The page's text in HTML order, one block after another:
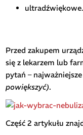
ultradźwiękowe.
Przed zakupem
się z lekarzem lub
pytań –
powiększyć).
Część 2 artykułu